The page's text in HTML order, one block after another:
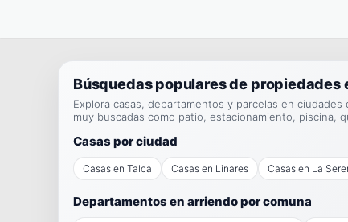
Búsquedas populares de propiedades
Explora casas, departamentos y parcelas en
muy buscadas como patio, estacionamiento, piscina,
Casas por ciudad
Casas en Talca Casas en Linares Casas en La
Departamentos en arriendo por comuna